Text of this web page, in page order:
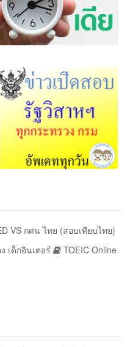
VS กศน ไทย (สอบเทียบไทย)
เด็กอินเตอร์
TOEIC Online